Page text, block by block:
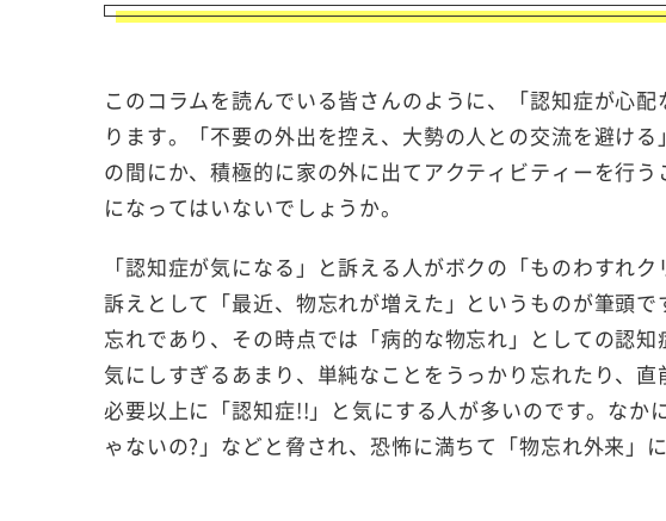
このコラムを読んでいる皆さんのように、「認知症が心
ります。「不要の外出を控え、大勢の人との交流を避け
の間にか、積極的に家の外に出てアクティビティーを行
になってはいないでしょうか。
「認知症が気になる」と訴える人がボクの「ものわすれ
訴えとして「最近、物忘れが増えた」というものが筆頭
忘れであり、その時点では「病的な物忘れ」としての認
気にしすぎるあまり、単純なことをうっかり忘れたり、
必要以上に「認知症!!」と気にする人が多いのです。なか
ゃないの?」などと脅され、恐怖に満ちて「物忘れ外来」